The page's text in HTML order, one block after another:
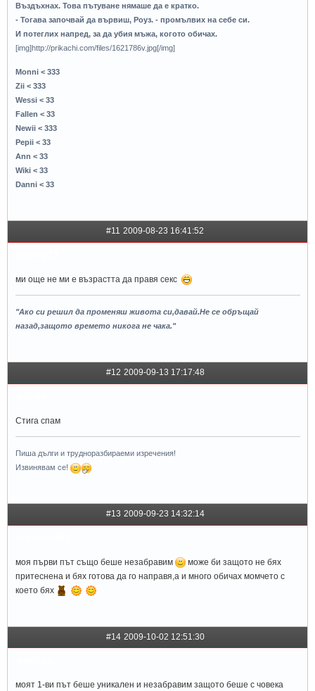
Въздъхнах. Това пътуване нямаше да е кратко.
- Тогава започвай да вървиш, Роуз. - промълвих на себе си.
И потеглих напред, за да убия мъжа, когото обичах.
[img]http://prikachi.com/files/1621786v.jpg[/img]
Monni < 333
Zii < 333
Wessi < 33
Fallen < 33
Newii < 333
Pepii < 33
Ann < 33
Wiki < 33
Danni < 33
#11 2009-08-23 16:41:52
ми още не ми е възрастта да правя секс
"Ако си решил да променяш живота си,давай.Не се обръщай
назад,защото времето никога не чака."
#12 2009-09-13 17:17:48
Стига спам
Пиша дълги и трудноразбираеми изречения!
Извинявам се!
#13 2009-09-23 14:32:14
моя първи път също беше незабравим
може би защото не бях
притеснена и бях готова да го направя,а и много обичах момчето с
което бях
#14 2009-10-02 12:51:30
моят 1-ви път беше уникален и незабравим защото беше с човека